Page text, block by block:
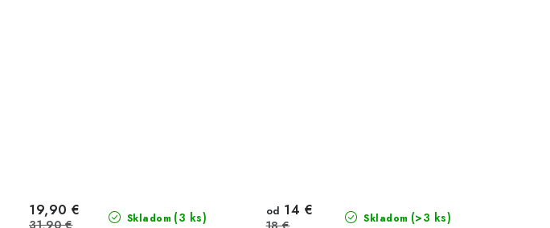
Skladom (3 ks)
19,90 €
31,90 € Skladom (>3 ks)
od 14 €